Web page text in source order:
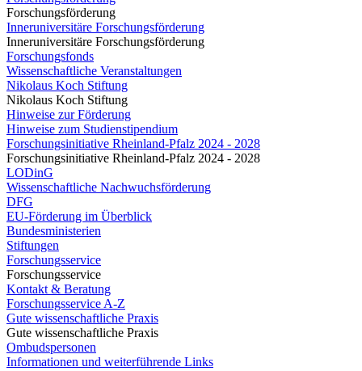
Forschungsförderung
Inneruniversitäre Forschungsförderung
Inneruniversitäre Forschungsförderung
Forschungsfonds
Wissenschaftliche Veranstaltungen
Nikolaus Koch Stiftung
Nikolaus Koch Stiftung
Hinweise zur Förderung
Hinweise zum Studienstipendium
Forschungsinitiative Rheinland-Pfalz 2024 - 2028
Forschungsinitiative Rheinland-Pfalz 2024 - 2028
LODinG
Wissenschaftliche Nachwuchsförderung
DFG
EU-Förderung im Überblick
Bundesministerien
Stiftungen
Forschungsservice
Forschungsservice
Kontakt & Beratung
Forschungsservice A-Z
Gute wissenschaftliche Praxis
Gute wissenschaftliche Praxis
Ombudspersonen
Informationen und weiterführende Links